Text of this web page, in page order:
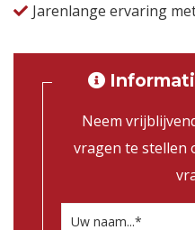
Jarenlange ervaring
Neem
vragen te stellen